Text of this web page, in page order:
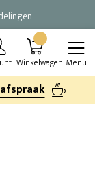
Winkelwagen Menu